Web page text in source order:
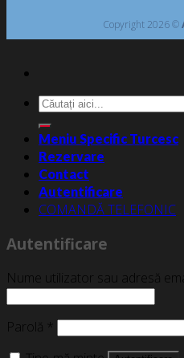
Copyright 2026 ©
Caută
după:
Meniu Specific Turcesc
Rezervare
Contact
Autentificare
COMANDĂ TELEFONIC
Autentificare
Nume utilizator sau adresă
Parolă *